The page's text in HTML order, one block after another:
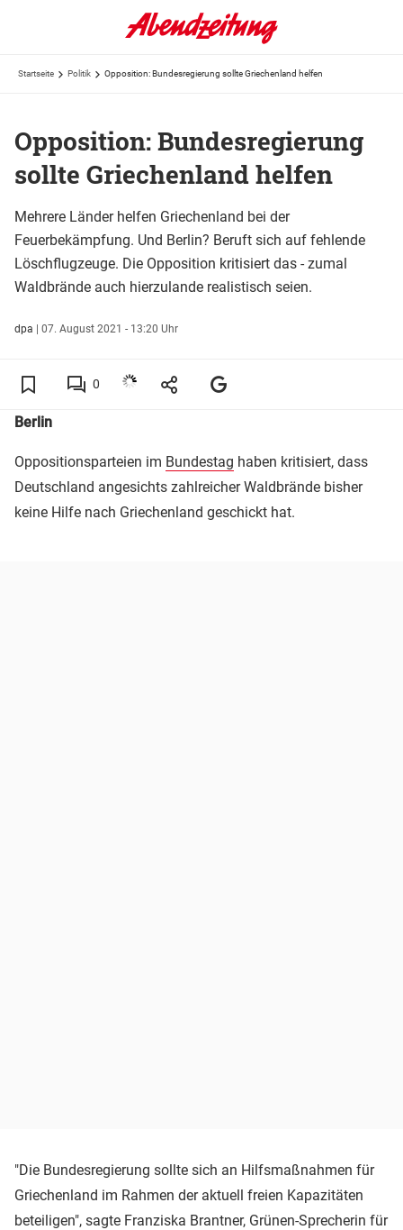
Startseite Politik Opposition: Bundesregierung sollte Griechenland helfen
Opposition: Bundesregierung
sollte Griechenland helfen
Mehrere Länder helfen Griechenland bei der
Feuerbekämpfung. Und Berlin? Beruft sich auf fehlende
Löschflugzeuge. Die Opposition kritisiert das - zumal
Waldbrände auch hierzulande realistisch seien.
dpa | 07. August 2021 - 13:20 Uhr
0
Berlin
Oppositionsparteien im Bundestag haben kritisiert, dass
Deutschland angesichts zahlreicher Waldbrände bisher
keine Hilfe nach Griechenland geschickt hat.
"Die Bundesregierung sollte sich an Hilfsmaßnahmen für
Griechenland im Rahmen der aktuell freien Kapazitäten
beteiligen", sagte Franziska Brantner, Grünen-Sprecherin für